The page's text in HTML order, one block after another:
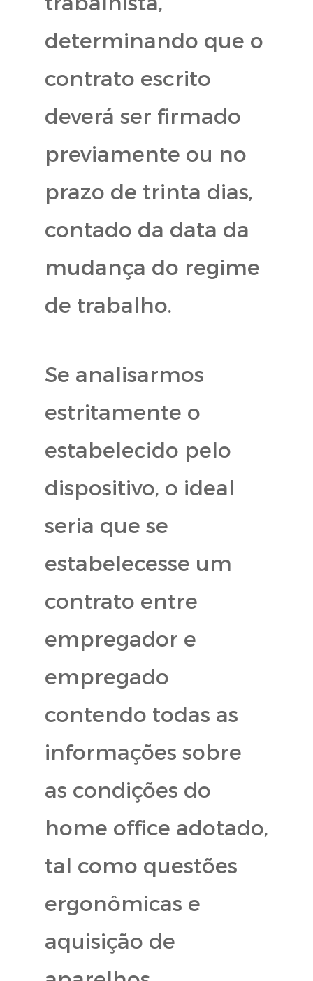
determinando que o
contrato escrito
deverá ser firmado
previamente ou no
prazo de trinta dias,
contado da data da
mudança do regime
de trabalho.
Se analisarmos
estritamente o
estabelecido pelo
dispositivo, o ideal
seria que se
estabelecesse um
contrato entre
empregador e
empregado
contendo todas as
informações sobre
as condições do
home office adotado,
tal como questões
ergonômicas e
aquisição de